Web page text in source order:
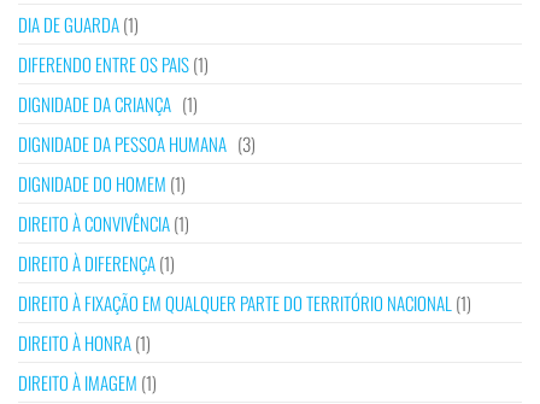
DIA DE GUARDA(1)
DIFERENDO ENTRE OS PAIS(1)
DIGNIDADE DA CRIANÇA (1)
DIGNIDADE DA PESSOA HUMANA (3)
DIGNIDADE DO HOMEM (1)
DIREITO À CONVIVÊNCIA(1)
DIREITO À DIFERENÇA(1)
DIREITO À FIXAÇÃO EM QUALQUER PARTE DO TERRITÓRIO NACIONAL (1)
DIREITO À HONRA(1)
DIREITO À IMAGEM (1)